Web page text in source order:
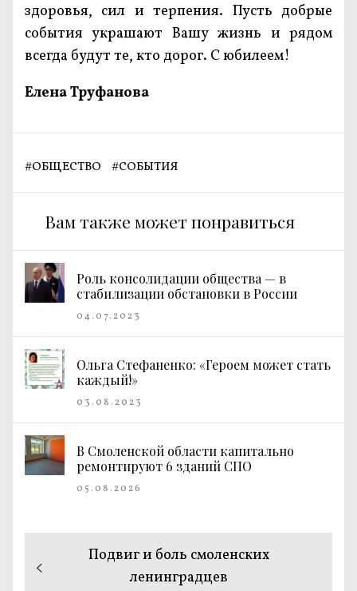
здоровья, сил и терпения. Пусть добрые
события украшают Вашу жизнь и рядом
всегда будут те, кто дорог. С юбилеем!
Елена Труфанова
#ОБЩЕСТВО #СОБЫТИЯ
Вам также может понравиться
Роль консолидации общества — в
стабилизации обстановки в России
04.07.2023
Ольга Стефаненко: «Героем может стать
каждый!»
03.08.2023
В Смоленской области капитально
ремонтируют 6 зданий СПО
05.08.2026
Навигация
по
Предыдущая
запись:
Подвиг и боль смоленских
ленинградцев